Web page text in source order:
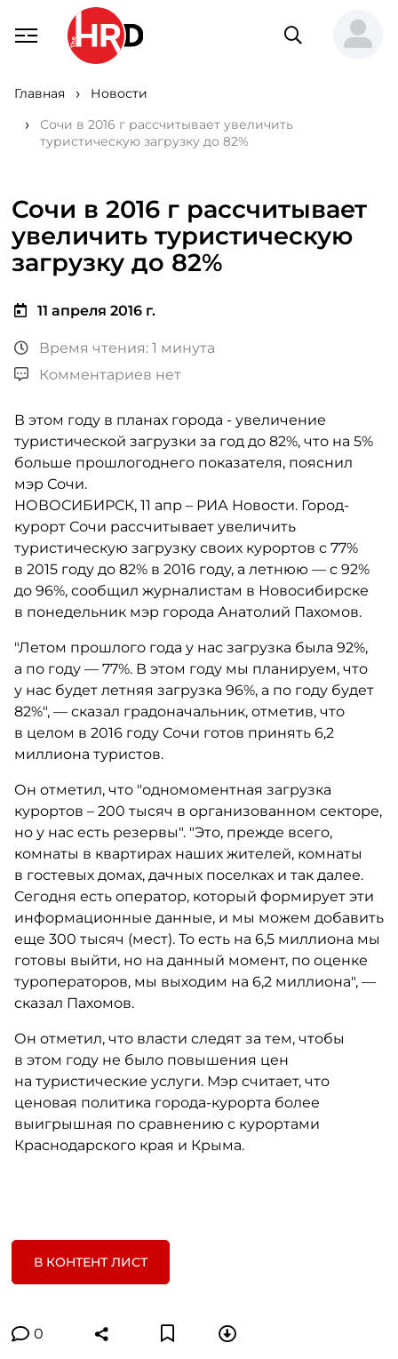
Главная
Новости
Сочи в 2016 г рассчитывает увеличить
туристическую загрузку до 82%
Сочи в 2016 г рассчитывает
увеличить туристическую
загрузку до 82%
11 апреля 2016 г.
Время чтения: 1 минута
Комментариев нет
В этом году в планах города - увеличение
туристической загрузки за год до 82%, что на 5%
больше прошлогоднего показателя, пояснил
мэр Сочи.
НОВОСИБИРСК, 11 апр – РИА Новости. Город-
курорт Сочи рассчитывает увеличить
туристическую загрузку своих курортов с 77%
в 2015 году до 82% в 2016 году, а летнюю — с 92%
до 96%, сообщил журналистам в Новосибирске
в понедельник мэр города Анатолий Пахомов.
"Летом прошлого года у нас загрузка была 92%,
а по году — 77%. В этом году мы планируем, что
у нас будет летняя загрузка 96%, а по году будет
82%", — сказал градоначальник, отметив, что
в целом в 2016 году Сочи готов принять 6,2
миллиона туристов.
Он отметил, что "одномоментная загрузка
курортов – 200 тысяч в организованном секторе,
но у нас есть резервы". "Это, прежде всего,
комнаты в квартирах наших жителей, комнаты
в гостевых домах, дачных поселках и так далее.
Сегодня есть оператор, который формирует эти
информационные данные, и мы можем добавить
еще 300 тысяч (мест). То есть на 6,5 миллиона мы
готовы выйти, но на данный момент, по оценке
туроператоров, мы выходим на 6,2 миллиона", —
сказал Пахомов.
Он отметил, что власти следят за тем, чтобы
в этом году не было повышения цен
на туристические услуги. Мэр считает, что
ценовая политика города-курорта более
выигрышная по сравнению с курортами
Краснодарского края и Крыма.
В КОНТЕНТ ЛИСТ
0